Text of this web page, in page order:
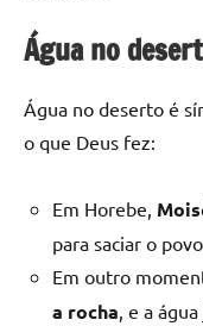
Água no
Água no deserto é
o que Deus fez:
Em Horebe,
para saciar o povo
Em outro
a rocha, e a